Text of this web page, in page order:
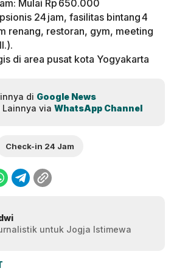
Mulai Rp 650.000
24 jam, fasilitas bintang 4
renang, restoran, gym, meeting
di area pusat kota Yogyakarta
di Google News
via WhatsApp Channel
Check-in 24 Jam
untuk Jogja Istimewa